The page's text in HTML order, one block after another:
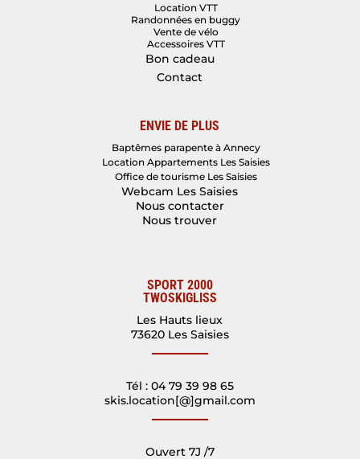
Location VTT
Randonnées en buggy
Vente de vélo
Accessoires VTT
Bon cadeau
Contact
ENVIE DE PLUS
Baptêmes parapente à Annecy
Location Appartements Les Saisies
Office de tourisme Les Saisies
Webcam Les Saisies
Nous contacter
Nous trouver
SPORT 2000
TWOSKIGLISS
Les Hauts lieux
73620 Les Saisies
Tél : 04 79 39 98 65
skis.location[@]gmail.com
Ouvert 7J /7